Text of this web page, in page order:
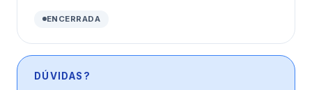
ENCERRADA
DÚVIDAS?